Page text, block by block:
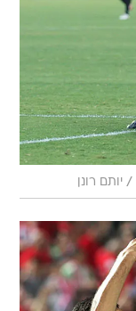
/ יותם רונן